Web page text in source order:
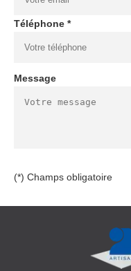
Téléphone *
Message
(*) Champs obligatoire